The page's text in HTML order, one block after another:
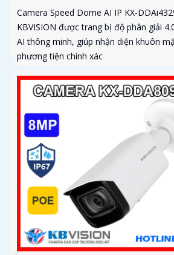
Camera Speed Dome AI IP KX-
KBVISION được trang bị độ phân giải
AI thông minh, giúp nhận diện khuôn
phương tiện chính xác